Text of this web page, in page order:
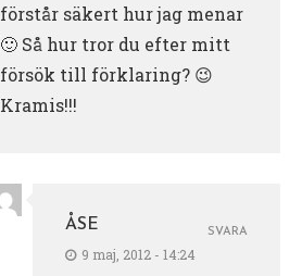
förstår säkert hur jag menar
🙂 Så hur tror du efter mitt
försök till förklaring? 😉
Kramis!!!
ÅSE
9 maj, 2012 - 14:24
SVARA